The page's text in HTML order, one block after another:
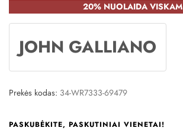
20% NUOLAIDA VISKAM
JOHN GALLIANO
Prekės kodas: 34-WR7333-69479
PASKUBĖKITE, PASKUTINIAI VIENETAI!